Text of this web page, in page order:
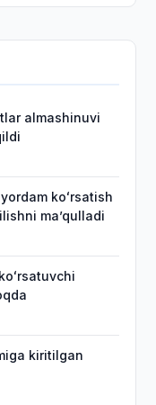
almashinuvi
koʻrsatish
maʼqulladi
kiritilgan